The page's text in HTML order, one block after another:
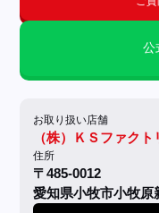
公
お取り扱い店舗
（株）ＫＳファク
住所
〒485-0012
愛知県小牧市小牧原